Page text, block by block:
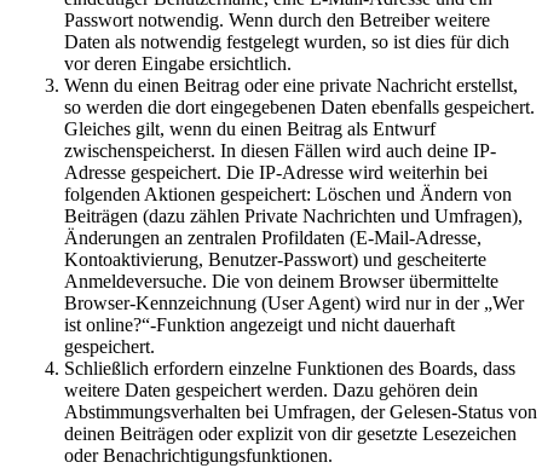
Passwort notwendig. Wenn durch den Betreiber weitere
Daten als notwendig festgelegt wurden, so ist dies für dich
vor deren Eingabe ersichtlich.
Wenn du einen Beitrag oder eine private Nachricht erstellst,
so werden die dort eingegebenen Daten ebenfalls gespeichert.
Gleiches gilt, wenn du einen Beitrag als Entwurf
zwischenspeicherst. In diesen Fällen wird auch deine IP-
Adresse gespeichert. Die IP-Adresse wird weiterhin bei
folgenden Aktionen gespeichert: Löschen und Ändern von
Beiträgen (dazu zählen Private Nachrichten und Umfragen),
Änderungen an zentralen Profildaten (E-Mail-Adresse,
Kontoaktivierung, Benutzer-Passwort) und gescheiterte
Anmeldeversuche. Die von deinem Browser übermittelte
Browser-Kennzeichnung (User Agent) wird nur in der „Wer
ist online?“-Funktion angezeigt und nicht dauerhaft
gespeichert.
Schließlich erfordern einzelne Funktionen des Boards, dass
weitere Daten gespeichert werden. Dazu gehören dein
Abstimmungsverhalten bei Umfragen, der Gelesen-Status von
deinen Beiträgen oder explizit von dir gesetzte Lesezeichen
oder Benachrichtigungsfunktionen.